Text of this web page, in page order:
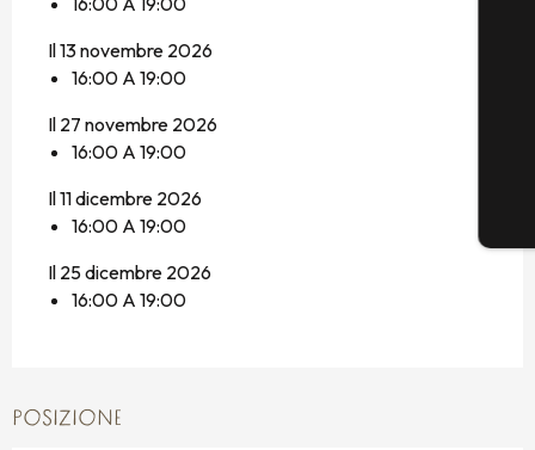
Il 13 novembre 2026
16:00 A 19:00
Il 27 novembre 2026
16:00 A 19:00
Il 11 dicembre 2026
16:00 A 19:00
Il 25 dicembre 2026
16:00 A 19:00
POSIZIONE